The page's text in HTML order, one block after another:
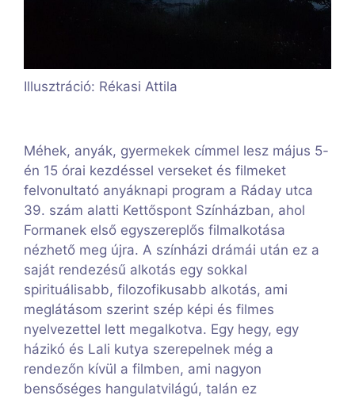
Illusztráció: Rékasi Attila
Méhek, anyák, gyermekek címmel lesz május 5-
én 15 órai kezdéssel verseket és filmeket
felvonultató anyáknapi program a Ráday utca
39. szám alatti Kettőspont Színházban, ahol
Formanek első egyszereplős filmalkotása
nézhető meg újra. A színházi drámái után ez a
saját rendezésű alkotás egy sokkal
spirituálisabb, filozofikusabb alkotás, ami
meglátásom szerint szép képi és filmes
nyelvezettel lett megalkotva. Egy hegy, egy
házikó és Lali kutya szerepelnek még a
rendezőn kívül a filmben, ami nagyon
bensőséges hangulatvilágú, talán ez